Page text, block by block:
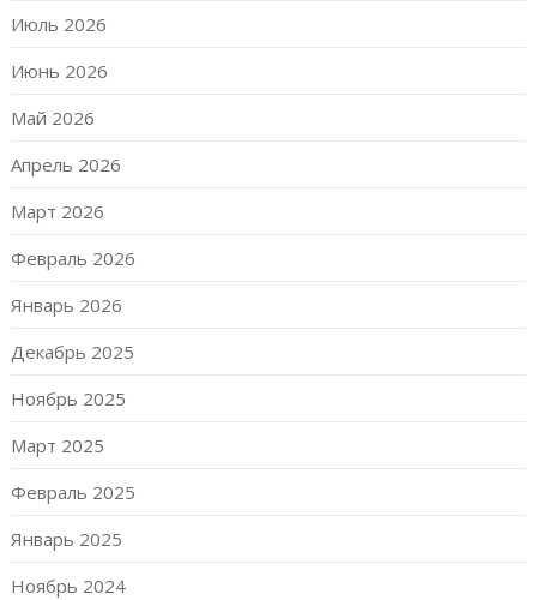
Июль 2026
Июнь 2026
Май 2026
Апрель 2026
Март 2026
Февраль 2026
Январь 2026
Декабрь 2025
Ноябрь 2025
Март 2025
Февраль 2025
Январь 2025
Ноябрь 2024